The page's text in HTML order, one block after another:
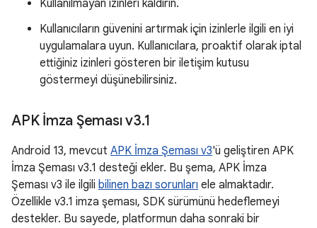
Kullanılmayan izinleri kaldırın.
Kullanıcıların güvenini artırmak için izinlerle ilgili en iyi
uygulamalara uyun. Kullanıcılara, proaktif olarak iptal
ettiğiniz izinleri gösteren bir iletişim kutusu
göstermeyi düşünebilirsiniz.
APK İmza Şeması v3.1
Android 13, mevcut APK İmza Şeması v3'ü geliştiren APK
İmza Şeması v3.1 desteği ekler. Bu şema, APK İmza
Şeması v3 ile ilgili bilinen bazı sorunları ele almaktadır.
Özellikle v3.1 imza şeması, SDK sürümünü hedeflemeyi
destekler. Bu sayede, platformun daha sonraki bir